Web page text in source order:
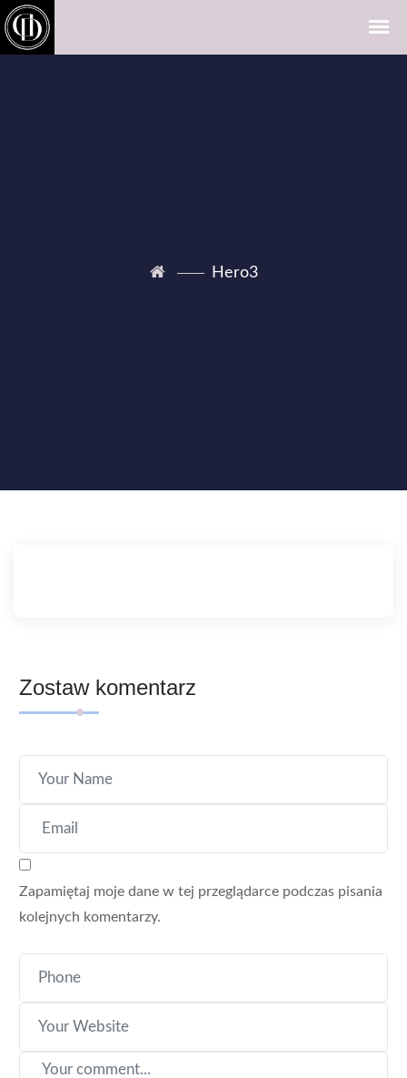
Hero3
Zostaw komentarz
Zapamiętaj moje dane w tej przeglądarce podczas pisania
kolejnych komentarzy.